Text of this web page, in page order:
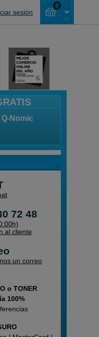
sesión
0
NINGÚN
Nomic
72 48
al cliente
un correo
o TONER
100%